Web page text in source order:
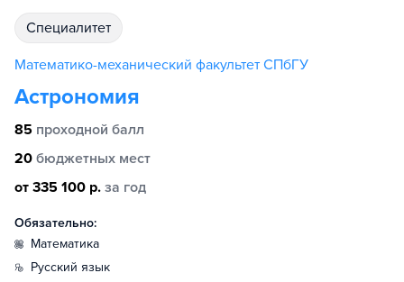
специалитет
Математико-механический факультет СПбГУ
Астрономия
85 проходной балл
20 бюджетных мест
от 335 100 р. за год
Обязательно:
математика
русский язык